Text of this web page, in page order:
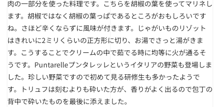
肉の一部分を使った料理です。こちらを胡椒の葉を使ってマリネし
ます。胡椒ではなく胡椒の葉っぱであるところがおもしろいです
ね。さほど辛くならずに風味が付きます。じゃがいものリゾット
はきれいに2ミリくらいの正方形に切り、お湯でさっと湯がきま
す。こうすることでクリームの中で茹でる時に均等に火が通るそ
うです。Puntarelleプンタレッレというイタリアの野菜も登場しま
した。珍しい野菜ですので初めて見る研修生も多かったようで
す。トリュフは刻むよりも砕いた方が、香りがよく出るので包丁の
背中で砕いたものを最後に添えました。